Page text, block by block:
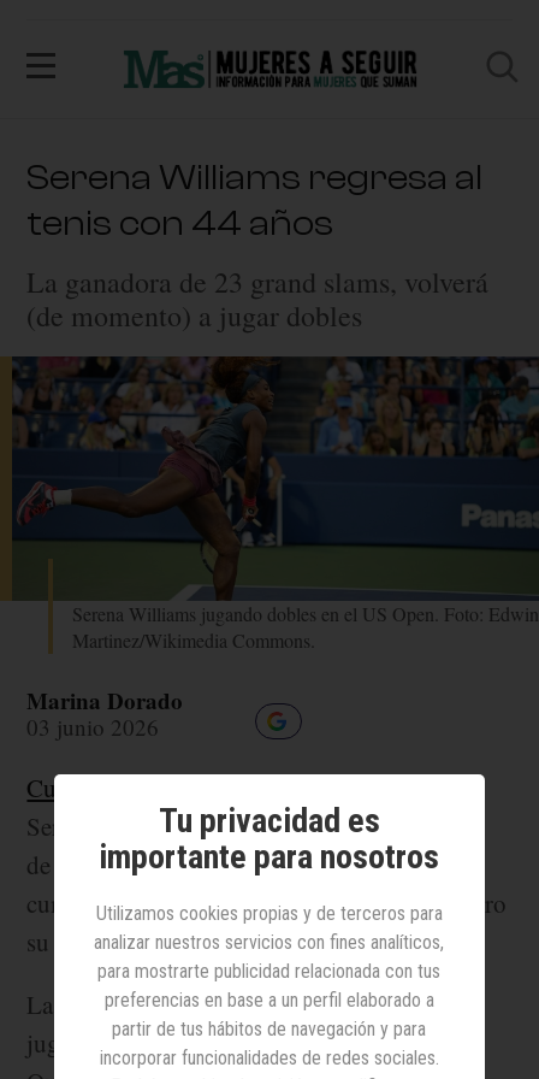
Serena Williams regresa al
tenis con 44 años
La ganadora de 23 grand slams, volverá
(de momento) a jugar dobles
Serena Williams jugando dobles en el US Open. Foto: Edwin
Martinez/Wikimedia Commons.
Marina Dorado
03 junio 2026
Cuatro años después de anunciar su retirada
Serena Williams ha comunicado su intención
de volver al tenis profesional. La jugadora
cumplirá los 45 años dentro de tres meses, pero
su regreso a las pistas llegará antes.
La campeona de 23 grand slams
jugará dobles en el WTA 500 de
Tu privacidad es
importante para nosotros
Utilizamos cookies propias y de terceros para
analizar nuestros servicios con fines analíticos,
para mostrarte publicidad relacionada con tus
preferencias en base a un perfil elaborado a
partir de tus hábitos de navegación y para
incorporar funcionalidades de redes sociales.